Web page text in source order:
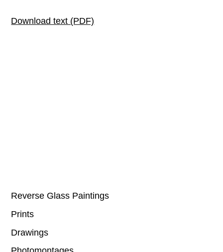
Download text (PDF)
Reverse Glass Paintings
Prints
Drawings